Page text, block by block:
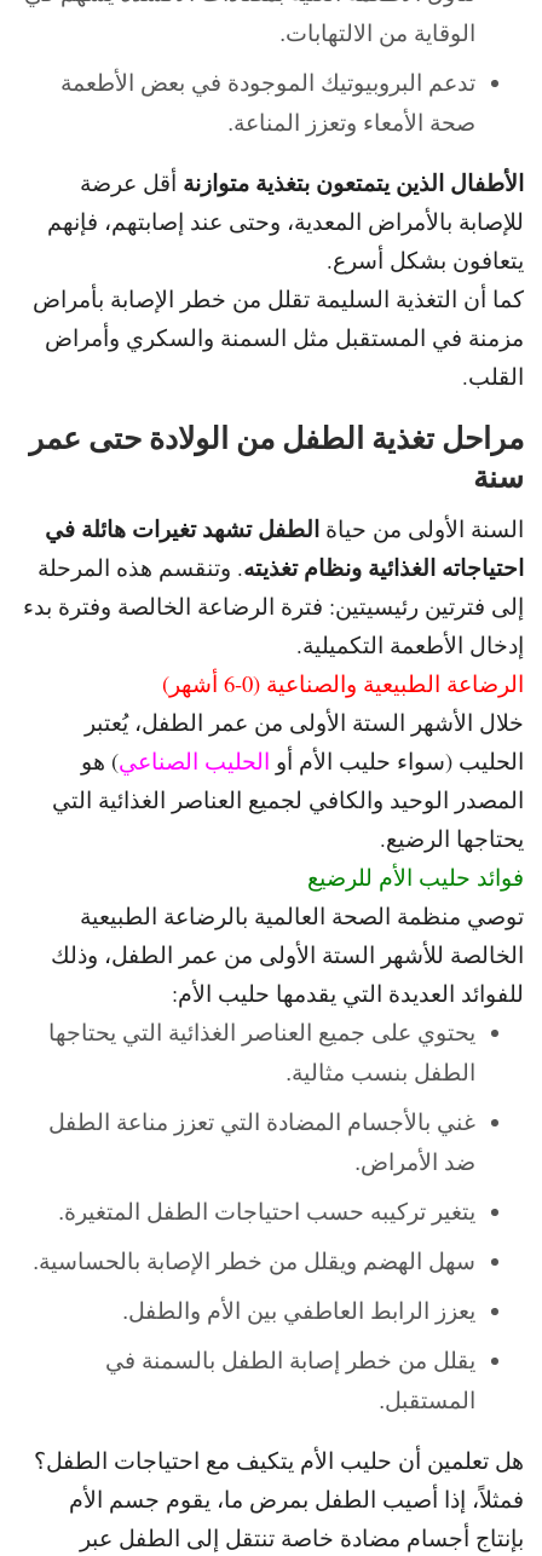
الوقاية من الالتهابات.
تدعم البروبيوتيك الموجودة في بعض الأطعمة
صحة الأمعاء وتعزز المناعة.
الأطفال الذين يتمتعون بتغذية متوازنة أقل عرضة
للإصابة بالأمراض المعدية، وحتى عند إصابتهم، فإنهم
يتعافون بشكل أسرع.
كما أن التغذية السليمة تقلل من خطر الإصابة بأمراض
مزمنة في المستقبل مثل السمنة والسكري وأمراض
القلب.
مراحل تغذية الطفل من الولادة حتى عمر
سنة
السنة الأولى من حياة الطفل تشهد تغيرات هائلة في
احتياجاته الغذائية ونظام تغذيته. وتنقسم هذه المرحلة
إلى فترتين رئيسيتين: فترة الرضاعة الخالصة وفترة بدء
إدخال الأطعمة التكميلية.
الرضاعة الطبيعية والصناعية (0-6 أشهر)
خلال الأشهر الستة الأولى من عمر الطفل، يُعتبر
الحليب (سواء حليب الأم أو الحليب الصناعي) هو
المصدر الوحيد والكافي لجميع العناصر الغذائية التي
يحتاجها الرضيع.
فوائد حليب الأم للرضيع
توصي منظمة الصحة العالمية بالرضاعة الطبيعية
الخالصة للأشهر الستة الأولى من عمر الطفل، وذلك
للفوائد العديدة التي يقدمها حليب الأم:
يحتوي على جميع العناصر الغذائية التي يحتاجها
الطفل بنسب مثالية.
غني بالأجسام المضادة التي تعزز مناعة الطفل
ضد الأمراض.
يتغير تركيبه حسب احتياجات الطفل المتغيرة.
سهل الهضم ويقلل من خطر الإصابة بالحساسية.
يعزز الرابط العاطفي بين الأم والطفل.
يقلل من خطر إصابة الطفل بالسمنة في
المستقبل.
هل تعلمين أن حليب الأم يتكيف مع احتياجات الطفل؟
فمثلاً، إذا أصيب الطفل بمرض ما، يقوم جسم الأم
بإنتاج أجسام مضادة خاصة تنتقل إلى الطفل عبر